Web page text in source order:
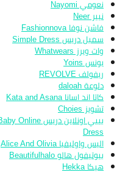
نعومي Nayomi
نيير Neer
فاشن نوفا Fashionnova
سمبل دريس Simple Dress
وات ويرز Whatwears
يونس Yoins
ريفولف REVOLVE
دلوعة daloah
كاتا اند اسانا Kata and Asana
تشويز Choies
بيبي اونلاين دريس Baby Online
Dress
اليس واوليفيا Alice And Olivia
بيوتيفول هالو Beautifulhalo
هيكا Hekka